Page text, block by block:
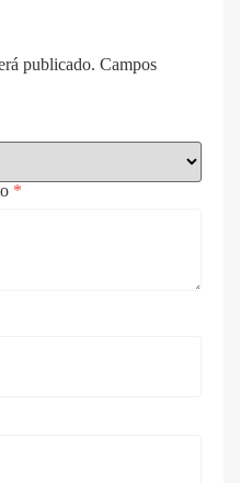
publicado. Campos
*